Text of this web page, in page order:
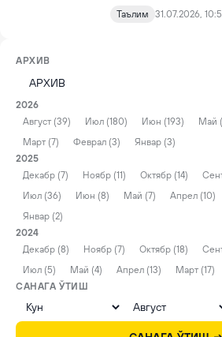
Таълим 31.07.2026,
АРХИВ
2026
Август (39)
Июл (180) Июн (193) Май
Март (7)
Феврал (3)
Январ (3)
2025
Декабр (7)
Ноябр (11) Октябр (14)
Июл (36)
Июн (8) Май (7) Апрел (10)
Январ (2)
2024
Декабр (8)
Ноябр (7) Октябр (18)
Июл (5)
Май (4) Апрел (13)
Март (17)
САНАГА ЎТИШ